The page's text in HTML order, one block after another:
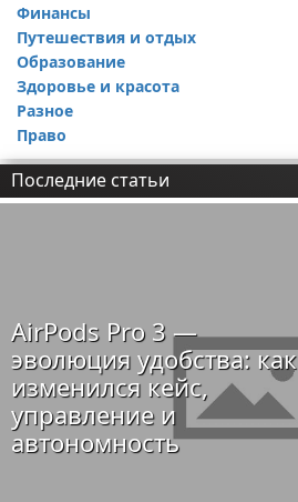
Финансы
Путешествия и отдых
Образование
Здоровье и красота
Разное
Право
Последние статьи
AirPods Pro 3 —
эволюция удобства: как
изменился кейс,
управление и
автономность